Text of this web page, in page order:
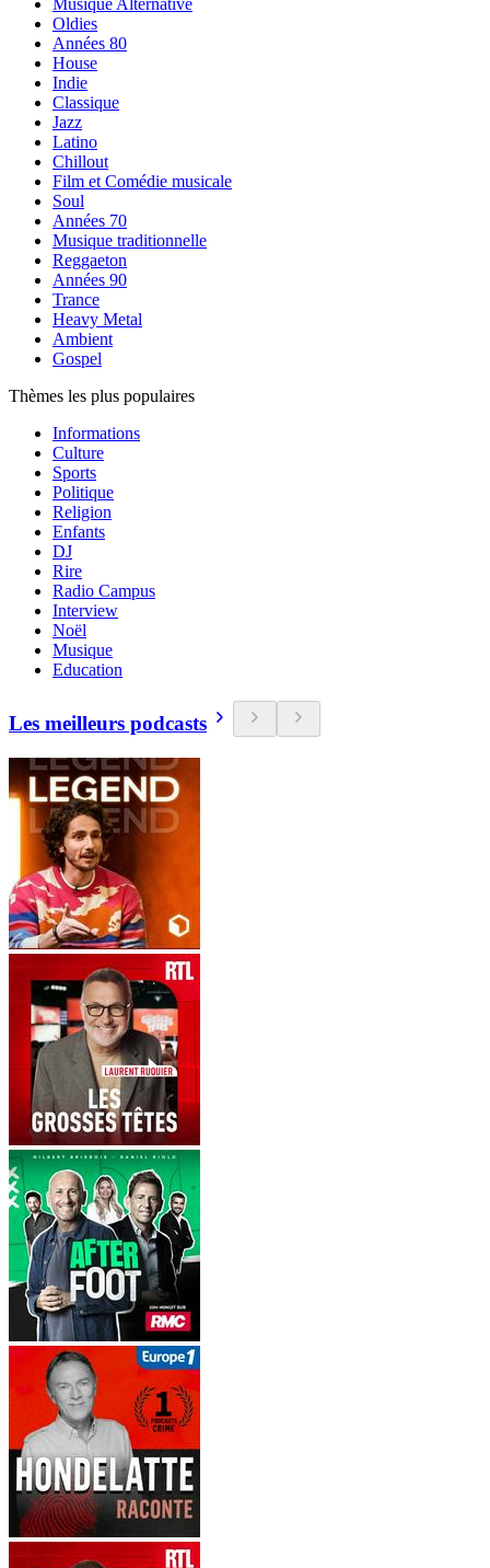
Musique Alternative
Oldies
Années 80
House
Indie
Classique
Jazz
Latino
Chillout
Film et Comédie musicale
Soul
Années 70
Musique traditionnelle
Reggaeton
Années 90
Trance
Heavy Metal
Ambient
Gospel
Thèmes les plus populaires
Informations
Culture
Sports
Politique
Religion
Enfants
DJ
Rire
Radio Campus
Interview
Noël
Musique
Education
Les meilleurs podcasts